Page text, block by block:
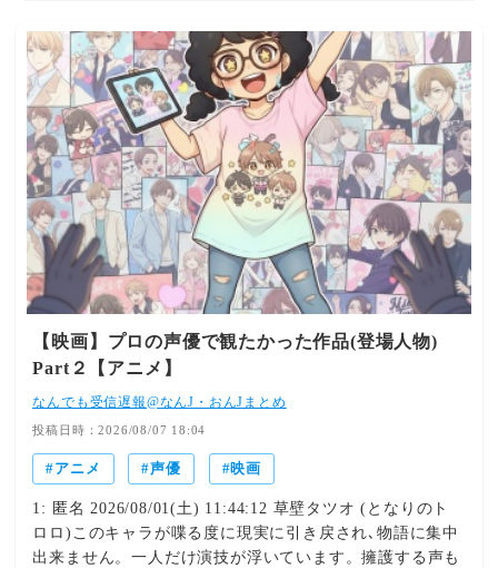
由や青少年への影響をめぐって意見が交わされた。対象と
なったのは、平日深夜に放送されたコメディーアニメ。人
間と、猫を擬人化したキャラクターである「獣人」が共存
する社会を舞台に、たばこから手が放せない猫耳の若い女
性と、その友人たちの生活を描いている。公開された議事
概要によると、視聴者からは「喫煙描写が繰り返され、違
法薬物とみられるものの使用シーンもあり、深夜帯とはい
え問題ではないか」などと批判する意見が寄せられた。・
別の委員は「社会的な問題になっているときに、紛らわし
いことを放送でしないほうがいいと思う」と指摘。作品内
に自己注射のシーンがあったとして、「覚醒剤の使用のほ
かに何か考えられますか」と疑問を呈した。
【映画】プロの声優で観たかった作品(登場人物)
Part２【アニメ】
なんでも受信遅報@なんJ・おんJまとめ
投稿日時：2026/08/07 18:04
アニメ 声優 映画
1: 匿名 2026/08/01(土) 11:44:12 草壁タツオ (となりのト
ロロ)このキャラが喋る度に現実に引き戻され､物語に集中
出来ません。一人だけ演技が浮いています。擁護する声も